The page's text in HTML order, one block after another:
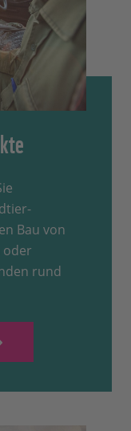
Bau von
oder
rund